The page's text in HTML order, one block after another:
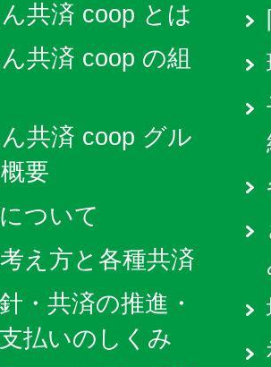
共済 coop とは
共済 coop の組
共済 coop グル
要
ついて
え方と各種共済
・共済の推進・
払いのしくみ